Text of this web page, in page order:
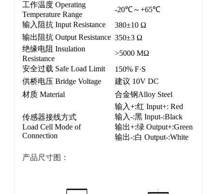
工作温度 Operating
Temperature Range
-20℃～+65℃
输入阻抗 Input Resistance
380±10 Ω
输出阻抗 Output Resistance 350±3 Ω
绝缘电阻 Insulation
Resistance
>5000 MΩ
安全过载 Safe Load Limit
150% F·S
供桥电压 Bridge Voltage
建议 10V DC
材质 Material
合金钢Alloy Steel
传感器接线方式
Load Cell Mode of
Connection
输入+:红 Input+: Red
输入-:黑 Input-:Black
输出+:绿 Output+:Green
输出-:白 Output-:White
产品尺寸图：